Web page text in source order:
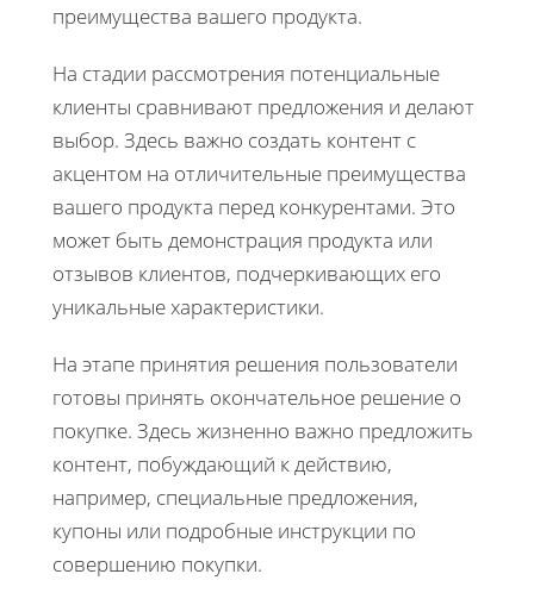
преимущества вашего продукта.
На стадии рассмотрения потенциальные
клиенты сравнивают предложения и делают
выбор. Здесь важно создать контент с
акцентом на отличительные преимущества
вашего продукта перед конкурентами. Это
может быть демонстрация продукта или
отзывов клиентов, подчеркивающих его
уникальные характеристики.
На этапе принятия решения пользователи
готовы принять окончательное решение о
покупке. Здесь жизненно важно предложить
контент, побуждающий к действию,
например, специальные предложения,
купоны или подробные инструкции по
совершению покупки.